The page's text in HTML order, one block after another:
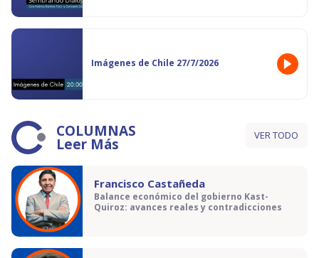
Imágenes de Chile 27/7/2026
COLUMNAS
Leer Más VER TODO
Francisco Castañeda
Balance económico del gobierno Kast-
Quiroz: avances reales y contradicciones